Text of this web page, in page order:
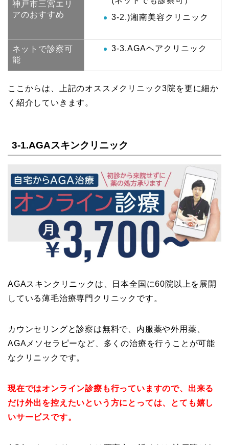
神戸市三宮エリ
アのおすすめ
3-2.)湘南美容クリニック
ネットで診察可
能
3-3.AGAヘアクリニック
ここからは、上記のオススメクリニック3院を更に細か
く紹介していきます。
3-1.AGAスキンクリニック
AGAスキンクリニックは、日本全国に60院以上を展開
している薄毛治療専門クリニックです。
カウンセリングと診察は無料で、内服薬や外用薬、
AGAメソセラピーなど、多くの治療を行うことが可能
なクリニックです。
現在ではオンライン診療も行っていますので、出来る
だけ外出を控えたいという方にとっては、とても嬉し
いサービスです。